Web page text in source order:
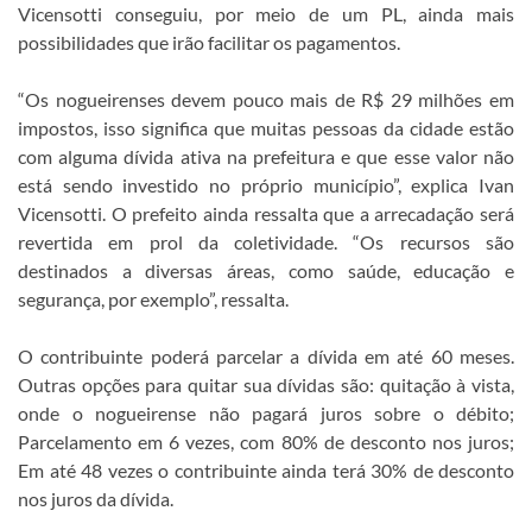
Vicensotti conseguiu, por meio de um PL, ainda mais
possibilidades que irão facilitar os pagamentos.
“Os nogueirenses devem pouco mais de R$ 29 milhões em
impostos, isso significa que muitas pessoas da cidade estão
com alguma dívida ativa na prefeitura e que esse valor não
está sendo investido no próprio município”, explica Ivan
Vicensotti. O prefeito ainda ressalta que a arrecadação será
revertida em prol da coletividade. “Os recursos são
destinados a diversas áreas, como saúde, educação e
segurança, por exemplo”, ressalta.
O contribuinte poderá parcelar a dívida em até 60 meses.
Outras opções para quitar sua dívidas são: quitação à vista,
onde o nogueirense não pagará juros sobre o débito;
Parcelamento em 6 vezes, com 80% de desconto nos juros;
Em até 48 vezes o contribuinte ainda terá 30% de desconto
nos juros da dívida.